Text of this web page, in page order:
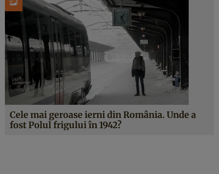
Cele mai geroase ierni din România. Unde a
fost Polul frigului în 1942?